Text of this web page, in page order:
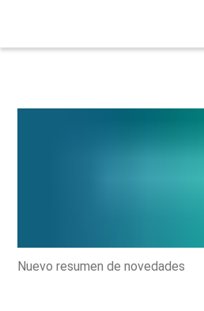
Nuevo resumen de novedades